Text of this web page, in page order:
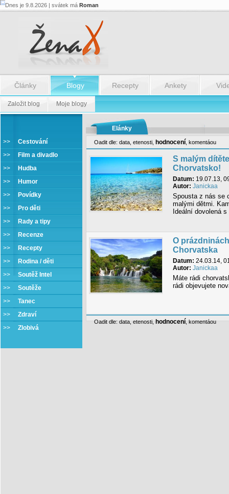
Dnes je 9.8.2026 | svátek má Roman
Články Blogy Recepty Ankety
Založit blog Moje blogy
>> Cestování
>>
Film a divadlo
>>
Hudba
>>
Humor
>>
Povídky
>>
Pro děti
>>
Rady a tipy
>>
Recenze
>>
Recepty
>>
Rodina / děti
>> Soutěž Intel
>> Soutěže
>> Tanec
>> Zdraví
>> Zlobivá
Elánky
Cestování
Oadit dle: data etenosti hodnocení komentáou
S malým
Chorvatsko!
Datum: 19.07.13,
Autor: Janickaa
Spousta z nás se
malými dětmi.
Ideální dovolená
O
Chorvatska
Datum: 24.03.14,
Autor: Janickaa
Máte rádi
rádi objevujete
Oadit dle: data etenosti hodnocení komentáou